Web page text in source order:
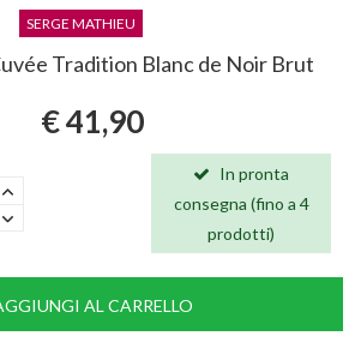
SERGE MATHIEU
Tradition Blanc de Noir Brut
€ 41,90
In pronta
consegna (fino a 4
prodotti)
AL CARRELLO